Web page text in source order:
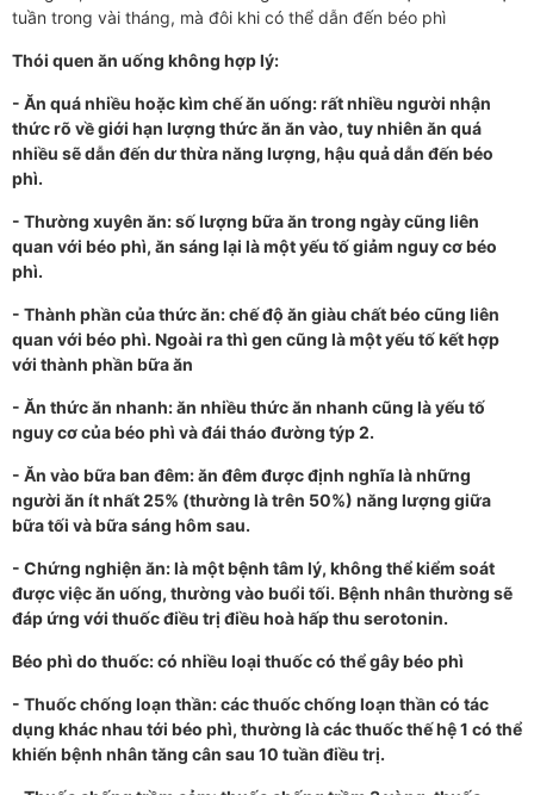
tuần trong vài tháng, mà đôi khi có thể dẫn đến béo phì
Thói quen ăn uống không hợp lý:
- Ăn quá nhiều hoặc kìm chế ăn uống: rất nhiều người nhận
thức rõ về giới hạn lượng thức ăn ăn vào, tuy nhiên ăn quá
nhiều sẽ dẫn đến dư thừa năng lượng, hậu quả dẫn đến béo
phì.
- Thường xuyên ăn: số lượng bữa ăn trong ngày cũng liên
quan với béo phì, ăn sáng lại là một yếu tố giảm nguy cơ béo
phì.
- Thành phần của thức ăn: chế độ ăn giàu chất béo cũng liên
quan với béo phì. Ngoài ra thì gen cũng là một yếu tố kết hợp
với thành phần bữa ăn
- Ăn thức ăn nhanh: ăn nhiều thức ăn nhanh cũng là yếu tố
nguy cơ của béo phì và đái tháo đường týp 2.
- Ăn vào bữa ban đêm: ăn đêm được định nghĩa là những
người ăn ít nhất 25% (thường là trên 50%) năng lượng giữa
bữa tối và bữa sáng hôm sau.
- Chứng nghiện ăn: là một bệnh tâm lý, không thể kiểm soát
được việc ăn uống, thường vào buổi tối. Bệnh nhân thường sẽ
đáp ứng với thuốc điều trị điều hoà hấp thu serotonin.
Béo phì do thuốc: có nhiều loại thuốc có thể gây béo phì
- Thuốc chống loạn thần: các thuốc chống loạn thần có tác
dụng khác nhau tới béo phì, thường là các thuốc thế hệ 1 có thể
khiến bệnh nhân tăng cân sau 10 tuần điều trị.